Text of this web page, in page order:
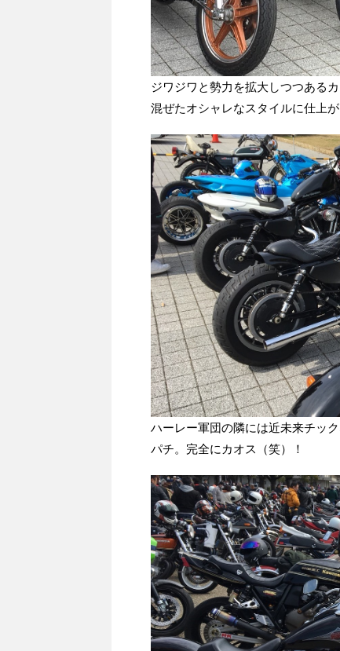
ジワジワと勢力を拡大しつつある
混ぜたオシャレなスタイルに仕上
ハーレー軍団の隣には近未来チッ
パチ。完全にカオス（笑）！